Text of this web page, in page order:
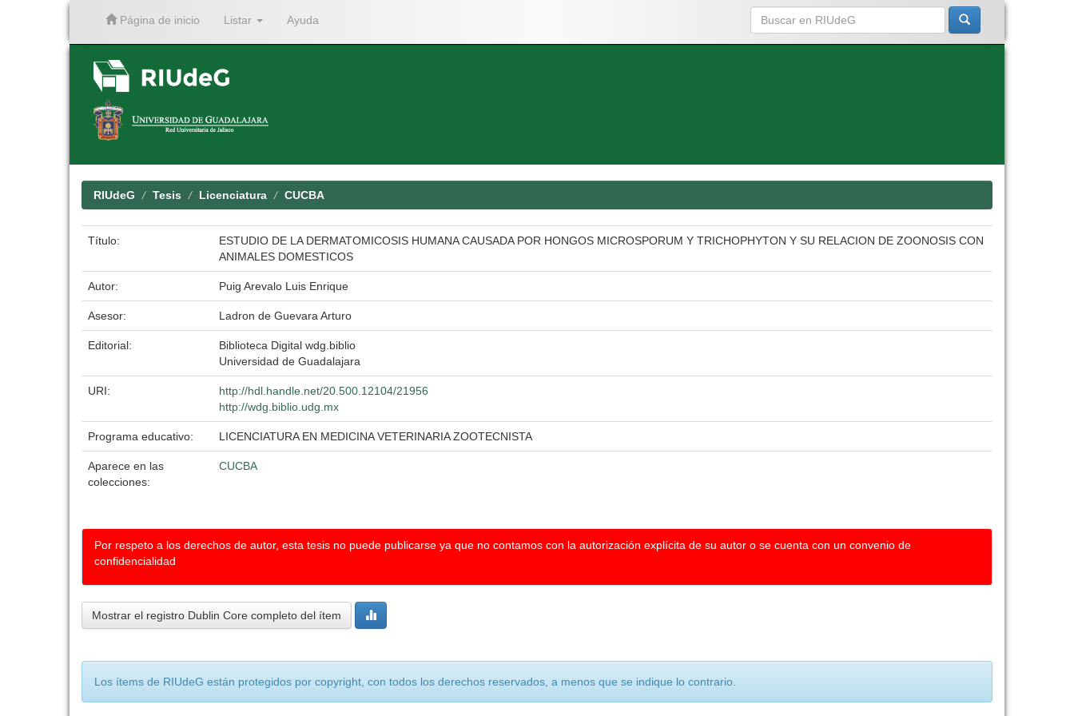
Página de inicio Listar Ayuda
RIUdeG Tesis Licenciatura CUCBA
Título:
ESTUDIO DE LA DERMATOMICOSIS HUMANA CAUSADA POR HONGOS MICROSPORUM Y TRICHOPHYTON Y SU RELACION DE ZOONOSIS CON
ANIMALES DOMESTICOS
Autor: Puig Arevalo Luis Enrique
Asesor: Ladron de Guevara Arturo
Editorial:
Biblioteca Digital wdg.biblio
Universidad de Guadalajara
URI:
http://hdl.handle.net/20.500.12104/21956
http://wdg.biblio.udg.mx
Programa educativo: LICENCIATURA EN MEDICINA VETERINARIA ZOOTECNISTA
Aparece en las
colecciones:
CUCBA
Por respeto a los derechos de autor, esta tesis no puede publicarse ya que no contamos con la autorización explícita de su autor o se cuenta con un convenio de
confidencialidad
Mostrar el registro Dublin Core completo del ítem
Los ítems de RIUdeG están protegidos por copyright, con todos los derechos reservados, a menos que se indique lo contrario.